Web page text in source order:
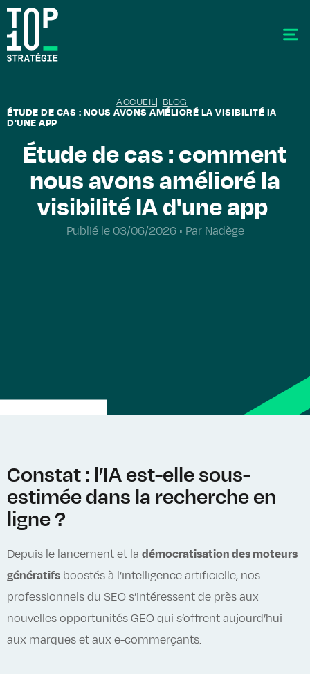
SEO - Référencement
Stratégie éditoriale
ACCUEIL
BLOG
ÉTUDE DE CAS : NOUS AVONS AMÉLIORÉ LA VISIBILITÉ IA
D'UNE APP
Étude de cas : comment
nous avons amélioré la
visibilité IA d'une app
Publié le 03/06/2026 • Par Nadège
Constat : l’IA est-elle sous-
estimée dans la recherche en
ligne ?
Depuis le lancement et la démocratisation des moteurs
génératifs boostés à l’intelligence artificielle, nos
professionnels du SEO s’intéressent de près aux
nouvelles opportunités GEO qui s’offrent aujourd’hui
aux marques et aux e-commerçants.